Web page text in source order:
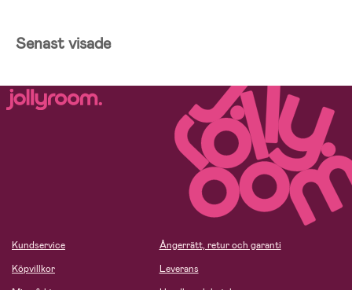
Senast visade
Kundservice
Köpvillkor
Ångerrätt, retur och garanti
Leverans